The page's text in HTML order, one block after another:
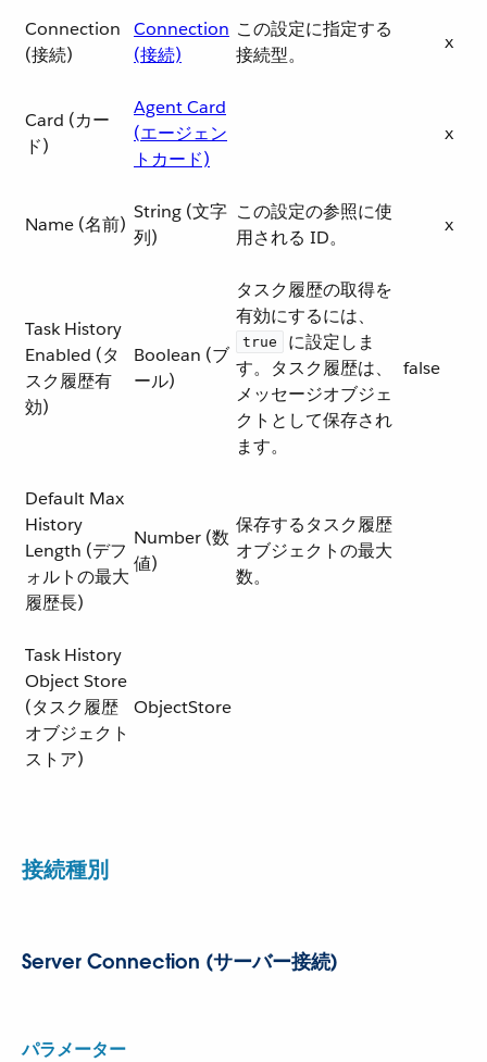
Connection
(接続)
Connection
(接続)
この設定に指定する
接続型。
x
Card (カー
ド)
Agent Card
(エージェン
トカード)
x
Name (名前)
String (文字
列)
この設定の参照に使
用される ID。
x
Task History
Enabled (タ
スク履歴有
効)
Boolean (ブ
ール)
タスク履歴の取得を
有効にするには、​
true
​ に設定しま
す。タスク履歴は、
メッセージオブジェ
クトとして保存され
ます。
false
Default Max
History
Length (デフ
ォルトの最大
履歴長)
Number (数
値)
保存するタスク履歴
オブジェクトの最大
数。
Task History
Object Store
(タスク履歴
オブジェクト
ストア)
ObjectStore
接続種別
Server Connection (サーバー接続)
パラメーター